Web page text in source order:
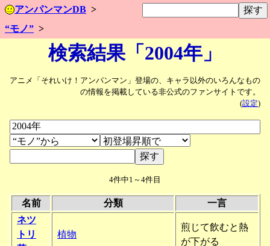
アンパンマンDB
“モノ”
検索結果「2004年」
アニメ「それいけ！アンパンマン」登場の、キャラ以外のいろんなもの
の情報を掲載している非公式のファンサイトです。
(設定)
4件中1～4件目
名前 分類
一言
ネツ
トリ
植物
煎じて飲むと熱
が下がる